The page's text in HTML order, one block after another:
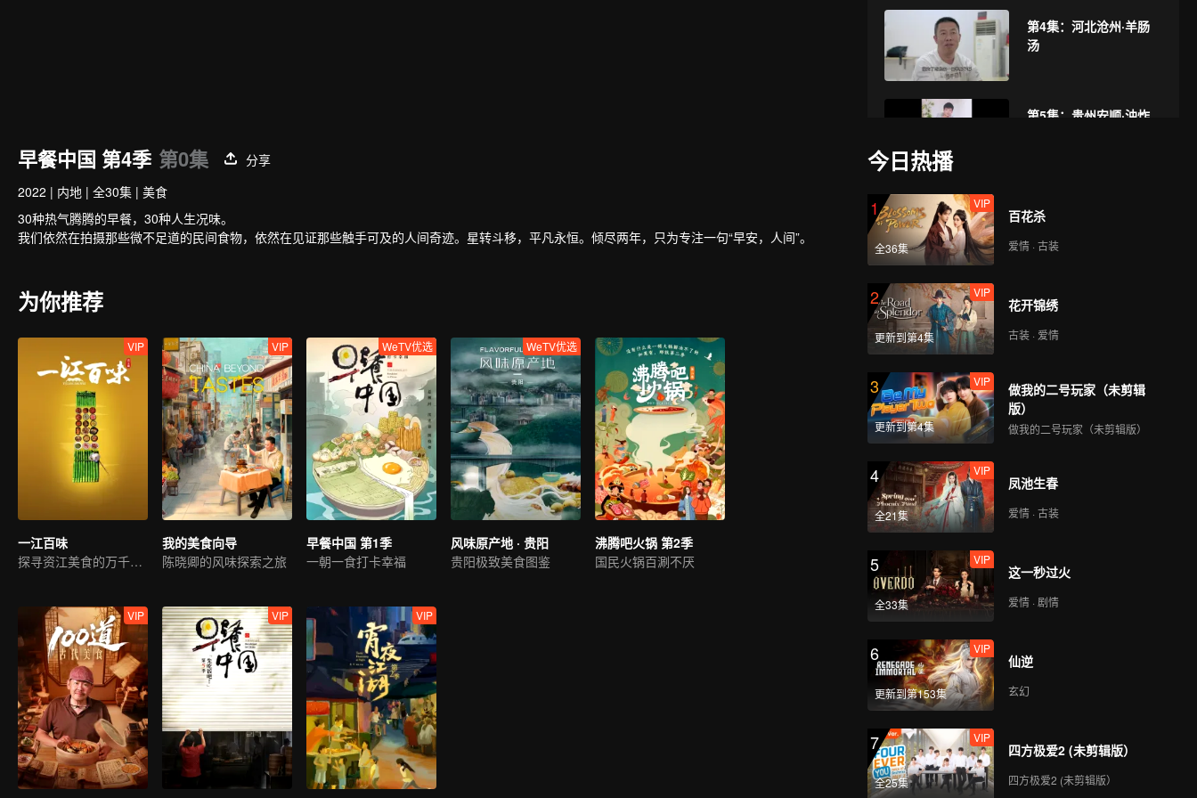
第4集：河北沧州·羊肠
汤
第5集：贵州安顺·油炸
血旺
布袋
第8集：江苏南京·牛肉
锅贴
海鲜粉
饭
王早酒
干饭
早餐中国 第4季 第0集
分享
2022 | 内地 | 全30集 | 美食
30种热气腾腾的早餐，30种人生况味。
我们依然在拍摄那些微不足道的民间食物，依然在见证那些触手可及的人间奇迹。星转斗移，平凡永恒。倾尽两年，只为专注一句“早安，人间”。
为你推荐
VIP
一江百味
探寻资江美食的万千风味
VIP
我的美食向导
陈晓卿的风味探索之旅
WeTV优选
早餐中国 第1季
一朝一食打卡幸福
WeTV优选
风味原产地 · 贵阳
贵阳极致美食图鉴
沸腾吧火锅 第2季
国民火锅百涮不厌
VIP VIP VIP
今日热播
1
全36集
VIP
百花杀
爱情 · 古装
2
更新到第4集
VIP
花开锦绣
古装 · 爱情
3
更新到第4集
VIP
做我的二号玩家（未剪辑
版）
做我的二号玩家（未剪辑版）
4
全21集
VIP
凤池生春
爱情 · 古装
5
全33集
VIP
这一秒过火
爱情 · 剧情
6
更新到第153集
VIP
仙逆
玄幻
7
全25集
VIP
四方极爱2 (未剪辑版）
四方极爱2 (未剪辑版）